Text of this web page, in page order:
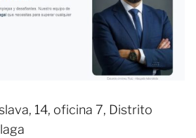
14, oficina 7, Distrito